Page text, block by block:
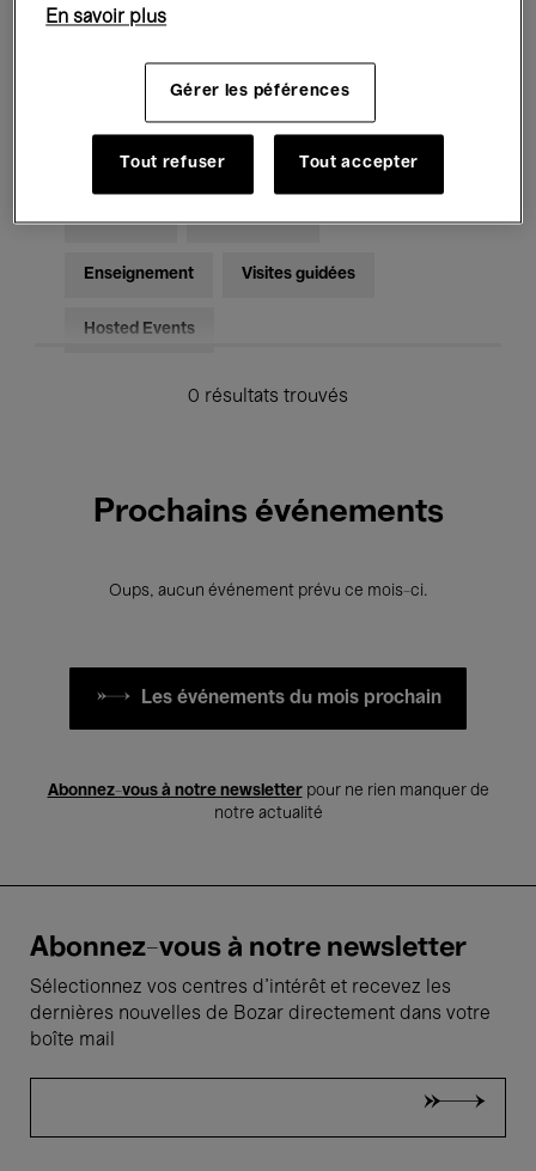
Rencontres & Débats
Musique classique Global Music
Musique électronique
Pour tous Kids’ Palace
Enseignement Visites guidées
Hosted Events
0 résultats trouvés
Prochains événements
Oups, aucun événement prévu ce mois-ci.
Les événements du mois prochain
Abonnez-vous à notre newsletterpour ne rien manquer de
notre actualité
Abonnez-vous à notre newsletter
Sélectionnez vos centres d'intérêt et recevez les
dernières nouvelles de Bozar directement dans votre
boîte mail
En savoir plus
Gérer les péférences
Tout refuser Tout accepter